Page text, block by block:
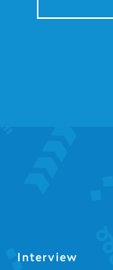
Interview